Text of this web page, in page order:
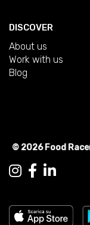
DISCOVER
About us
Work with us
Blog
© 2026 Food